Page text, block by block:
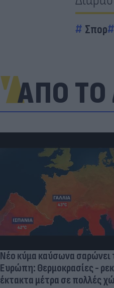
Σπορ
ΑΠΟ ΤΟ
Νέο κύμα καύσωνα σαρώνει
Ευρώπη: Θερμοκρασίες -
έκτακτα μέτρα σε πολλές